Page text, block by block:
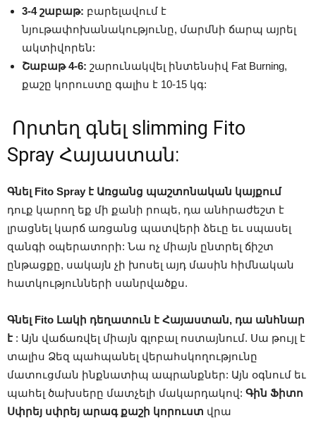
3-4 շաբաթ: բարելավում է
նյութափոխանակությունը, մարմնի ճարպ այրել
ակտիվորեն:
Շաբաթ 4-6: շարունակվել ինտենսիվ Fat Burning,
քաշը կորուստը գալիս է 10-15 կգ:
Որտեղ գնել slimming Fito
Spray Հայաստան:
Գնել Fito Spray է Առցանց պաշտոնական կայքում
դուք կարող եք մի քանի րոպե, դա անհրաժեշտ է
լրացնել կարճ առցանց պատվերի ձեւը եւ սպասել
զանգի օպերատորի: Նա ոչ միայն ընտրել ճիշտ
ընթացքը, սակայն չի խոսել այդ մասին հիմնական
հատկությունների սանրվածքս.
Գնել Fito Լակի դեղատուն է Հայաստան, դա անհնար
է : Այն վաճառվել միայն գլոբալ ոստայնում. Սա թույլ է
տալիս Ձեզ պահպանել վերահսկողությունը
մատուցման ինքնատիպ ապրանքներ: Այն օգնում եւ
պահել ծախսերը մատչելի մակարդակով: Գին Ֆիտո
Սփրեյ սփրեյ արագ քաշի կորուստ վրա